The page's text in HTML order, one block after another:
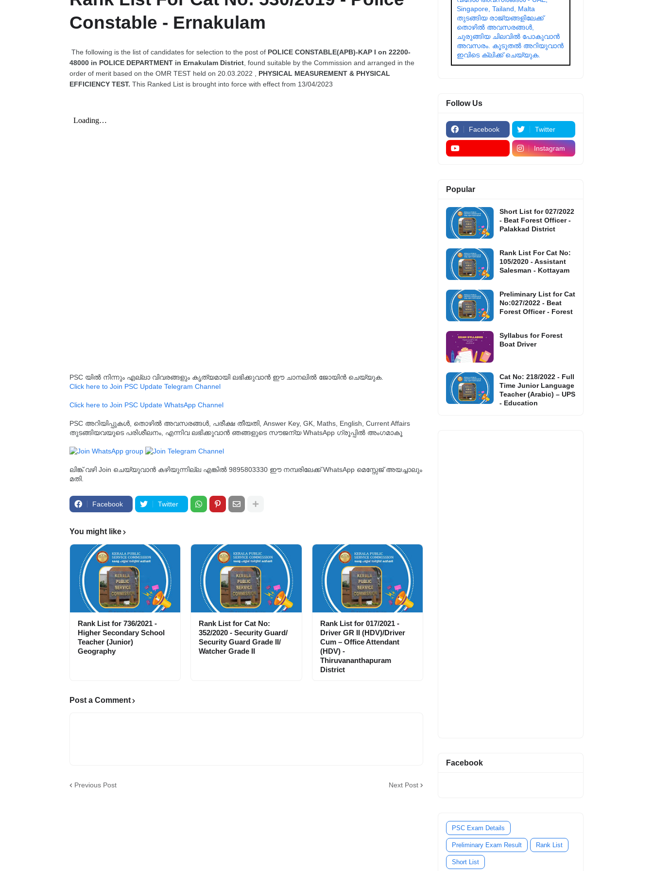
Constable - Ernakulam
The following is the list of candidates for selection to the post of POLICE CONSTABLE(APB)-KAP I on 22200-
48000 in POLICE DEPARTMENT in Ernakulam District , found suitable by the Commission and arranged in the
order of merit based on the OMR TEST held on 20.03.2022 , PHYSICAL MEASUREMENT & PHYSICAL
EFFICIENCY TEST. This Ranked List is brought into force with effect from 13/04/2023
PSC യിൽ നിന്നും എല്ലാ വിവരങ്ങളും കൃത്യമായി ലഭിക്കുവാൻ ഈ ചാനലിൽ ജോയിൻ ചെയ്യുക.
Click here to Join PSC Update Telegram Channel
Click here to Join PSC Update WhatsApp Channel
PSC അറിയിപ്പുകൾ, തൊഴിൽ അവസരങ്ങൾ, പരീക്ഷ തീയതി, Answer Key, GK, Maths, English, Current Affairs
തുടങ്ങിയവയുടെ പരിശീലനം, എന്നിവ ലഭിക്കുവാൻ ഞങ്ങളുടെ സൗജന്യ WhatsApp ഗ്രൂപ്പിൽ അംഗമാകൂ
ലിങ്ക് വഴി Join ചെയ്യുവാൻ കഴിയുന്നില്ല എങ്കിൽ 9895803330 ഈ നമ്പരിലേക്ക് WhatsApp മെസ്സേജ് അയച്ചാലും
മതി.
Facebook Twitter
You might like
Rank List for 736/2021 -
Higher Secondary School
Teacher (Junior)
Geography
Rank List for Cat No:
352/2020 - Security Guard/
Security Guard Grade II/
Watcher Grade II
Rank List for 017/2021 -
Driver GR II (HDV)/Driver
Cum – Office Attendant
(HDV) -
Thiruvananthapuram
District
Post a Comment
Previous Post Next Post
Singapore, Tailand, Malta
തുടങ്ങിയ രാജ്യങ്ങളിലേക്ക്
തൊഴിൽ അവസരങ്ങൾ,
ചുരുങ്ങിയ ചിലവിൽ പോകുവാൻ
അവസരം. കൂടുതൽ അറിയുവാൻ
ഇവിടെ ക്ലിക്ക് ചെയ്യുക.
Follow Us
Facebook Twitter
Instagram
Popular
Short List for 027/2022
- Beat Forest Officer -
Palakkad District
Rank List For Cat No:
105/2020 - Assistant
Salesman - Kottayam
Preliminary List for Cat
No:027/2022 - Beat
Forest Officer - Forest
Syllabus for Forest
Boat Driver
Cat No: 218/2022 - Full
Time Junior Language
Teacher (Arabic) – UPS
- Education
Facebook
PSC Exam Details
Preliminary Exam Result Rank List
Short List